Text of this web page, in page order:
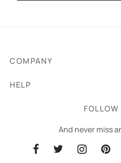
COMPANY
HELP
FOLLOW
And never miss